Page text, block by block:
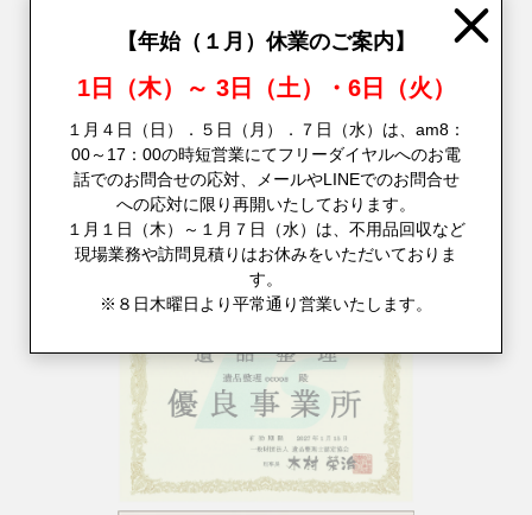
【年始（１月）休業のご案内】
1日（木）～ 3日（土）・6日（火）
１月４日（日）．５日（月）．７日（水）は、am8：
00～17：00の時短営業にてフリーダイヤルへのお電
話でのお問合せの応対、メールやLINEでのお問合せ
への応対に限り再開いたしております。
１月１日（木）～１月７日（水）は、不用品回収など
現場業務や訪問見積りはお休みをいただいておりま
す。
※８日木曜日より平常通り営業いたします。
Close